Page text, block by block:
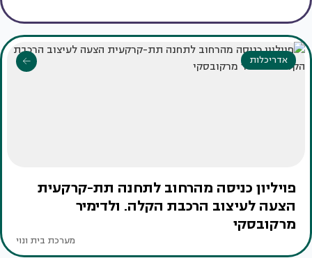
אדריכלות
פויליון כניסה מהרחוב לתחנה תת-קרקעית
הצעה לעיצוב הרכבת הקלה. ולדימיר
מרקובסקי
מערכת בית ונוי